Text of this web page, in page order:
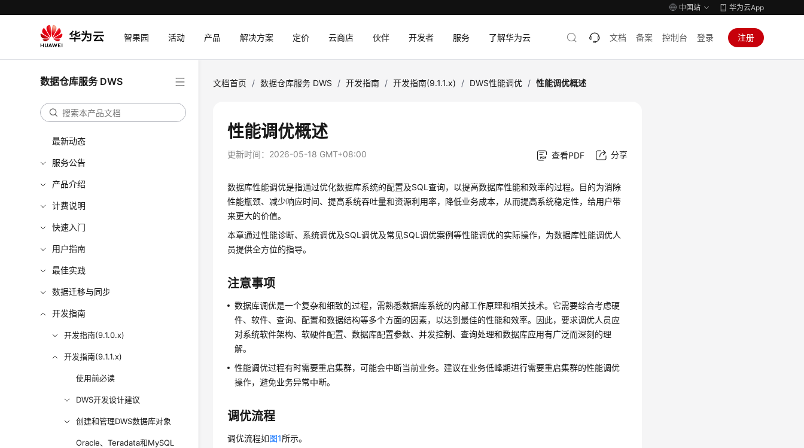
中国站 华为云App
智果园 活动 产品 解决方案 定价 云商店 伙伴 开发者 服务 了解华为云 文档 备案 控制台 登录 注册
数据仓库服务 DWS
最新动态
服务公告
产品介绍
计费说明
快速入门
用户指南
最佳实践
数据迁移与同步
开发指南
开发指南(9.1.0.x)
开发指南(9.1.1.x)
使用前必读
DWS开发设计建议
创建和管理DWS数据库对象
Oracle、Teradata和MySQL
文档首页 / 数据仓库服务 DWS / 开发指南 / 开发指南(9.1.1.x) / DWS性能调优 / 性能调优概述
性能调优概述
更新时间： 2026-05-18 GMT+08:00 查看PDF 分享
数据库性能调优是指通过优化数据库系统的配置及SQL查询，以提高数据库性能和效率的过程。目的为消除
性能瓶颈、减少响应时间、提高系统吞吐量和资源利用率，降低业务成本，从而提高系统稳定性，给用户带
来更大的价值。
本章通过性能诊断、系统调优及SQL调优及常见SQL调优案例等性能调优的实际操作，为数据库性能调优人
员提供全方位的指导。
注意事项
数据库调优是一个复杂和细致的过程，需熟悉数据库系统的内部工作原理和相关技术。它需要综合考虑硬
件、软件、查询、配置和数据结构等多个方面的因素，以达到最佳的性能和效率。因此，要求调优人员应
对系统软件架构、软硬件配置、数据库配置参数、并发控制、查询处理和数据库应用有广泛而深刻的理
解。
性能调优过程有时需要重启集群，可能会中断当前业务。建议在业务低峰期进行需要重启集群的性能调优
操作，避免业务异常中断。
调优流程
调优流程如图1所示。